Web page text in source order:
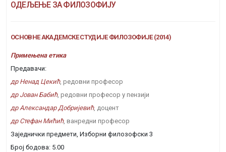
ОДЕЉЕЊЕ ЗА ФИЛОЗОФИЈУ
ОСНОВНЕ АКАДЕМСКЕ СТУДИЈЕ ФИЛОЗОФИЈЕ (2014)
Примењена етика
Предавачи:
др Ненад Цекић, редовни професор
др Јован Бабић, редовни професор у пензији
др Александар Добријевић, доцент
др Стефан Мићић, ванредни професор
Заједнички предмети, Изборни филозофски 3
Број бодова: 5.00